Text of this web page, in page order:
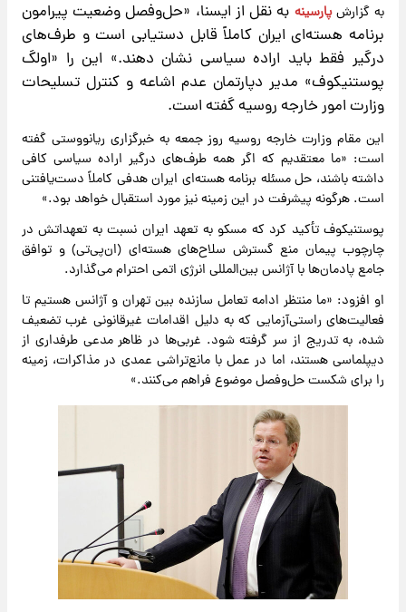
به گزارشپارسینه به نقل از ایسنا، «حل‌وفصل وضعیت پیرامون
برنامه هسته‌ای ایران کاملاً قابل دستیابی است و طرف‌های
درگیر فقط باید اراده سیاسی نشان دهند.» این را «اولگ
پوستنیکوف» مدیر دپارتمان عدم اشاعه و کنترل تسلیحات
وزارت امور خارجه روسیه گفته است.
این مقام وزارت خارجه روسیه روز جمعه به خبرگزاری ریانووستی گفته
است: «ما معتقدیم که اگر همه طرف‌های درگیر اراده سیاسی کافی
داشته باشند، حل مسئله برنامه هسته‌ای ایران هدفی کاملاً دست‌یافتنی
است. هرگونه پیشرفت در این زمینه نیز مورد استقبال خواهد بود.»
پوستنیکوف تأکید کرد که مسکو به تعهد ایران نسبت به تعهداتش در
چارچوب پیمان منع گسترش سلاح‌های هسته‌ای (ان‌پی‌تی) و توافق
جامع پادمان‌ها با آژانس بین‌المللی انرژی اتمی احترام می‌گذارد.
او افزود: «ما منتظر ادامه تعامل سازنده بین تهران و آژانس هستیم تا
فعالیت‌های راستی‌آزمایی که به دلیل اقدامات غیرقانونی غرب تضعیف
شده، به تدریج از سر گرفته شود. غربی‌ها در ظاهر مدعی طرفداری از
دیپلماسی هستند، اما در عمل با مانع‌تراشی عمدی در مذاکرات، زمینه
را برای شکست حل‌وفصل موضوع فراهم می‌کنند.»